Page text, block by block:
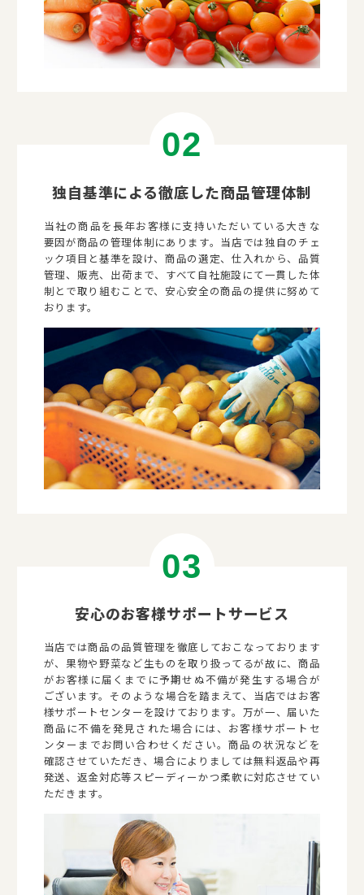
独自基準による徹底した商品管理体制
当社の商品を長年お客様に支持いただいている大きな
要因が商品の管理体制にあります。当店では独自のチェ
ック項目と基準を設け、商品の選定、仕入れから、品質
管理、販売、出荷まで、すべて自社施設にて一貫した体
制とで取り組むことで、安心安全の商品の提供に努めて
おります。
安心のお客様サポートサービス
当店では商品の品質管理を徹底しておこなっております
が、果物や野菜など生ものを取り扱ってるが故に、商品
がお客様に届くまでに予期せぬ不備が発生する場合が
ございます。そのような場合を踏まえて、当店ではお客
様サポートセンターを設けております。万が一、届いた
商品に不備を発見された場合には、お客様サポートセ
ンターまでお問い合わせください。商品の状況などを
確認させていただき、場合によりましては無料返品や再
発送、返金対応等スピーディーかつ柔軟に対応させてい
ただきます。